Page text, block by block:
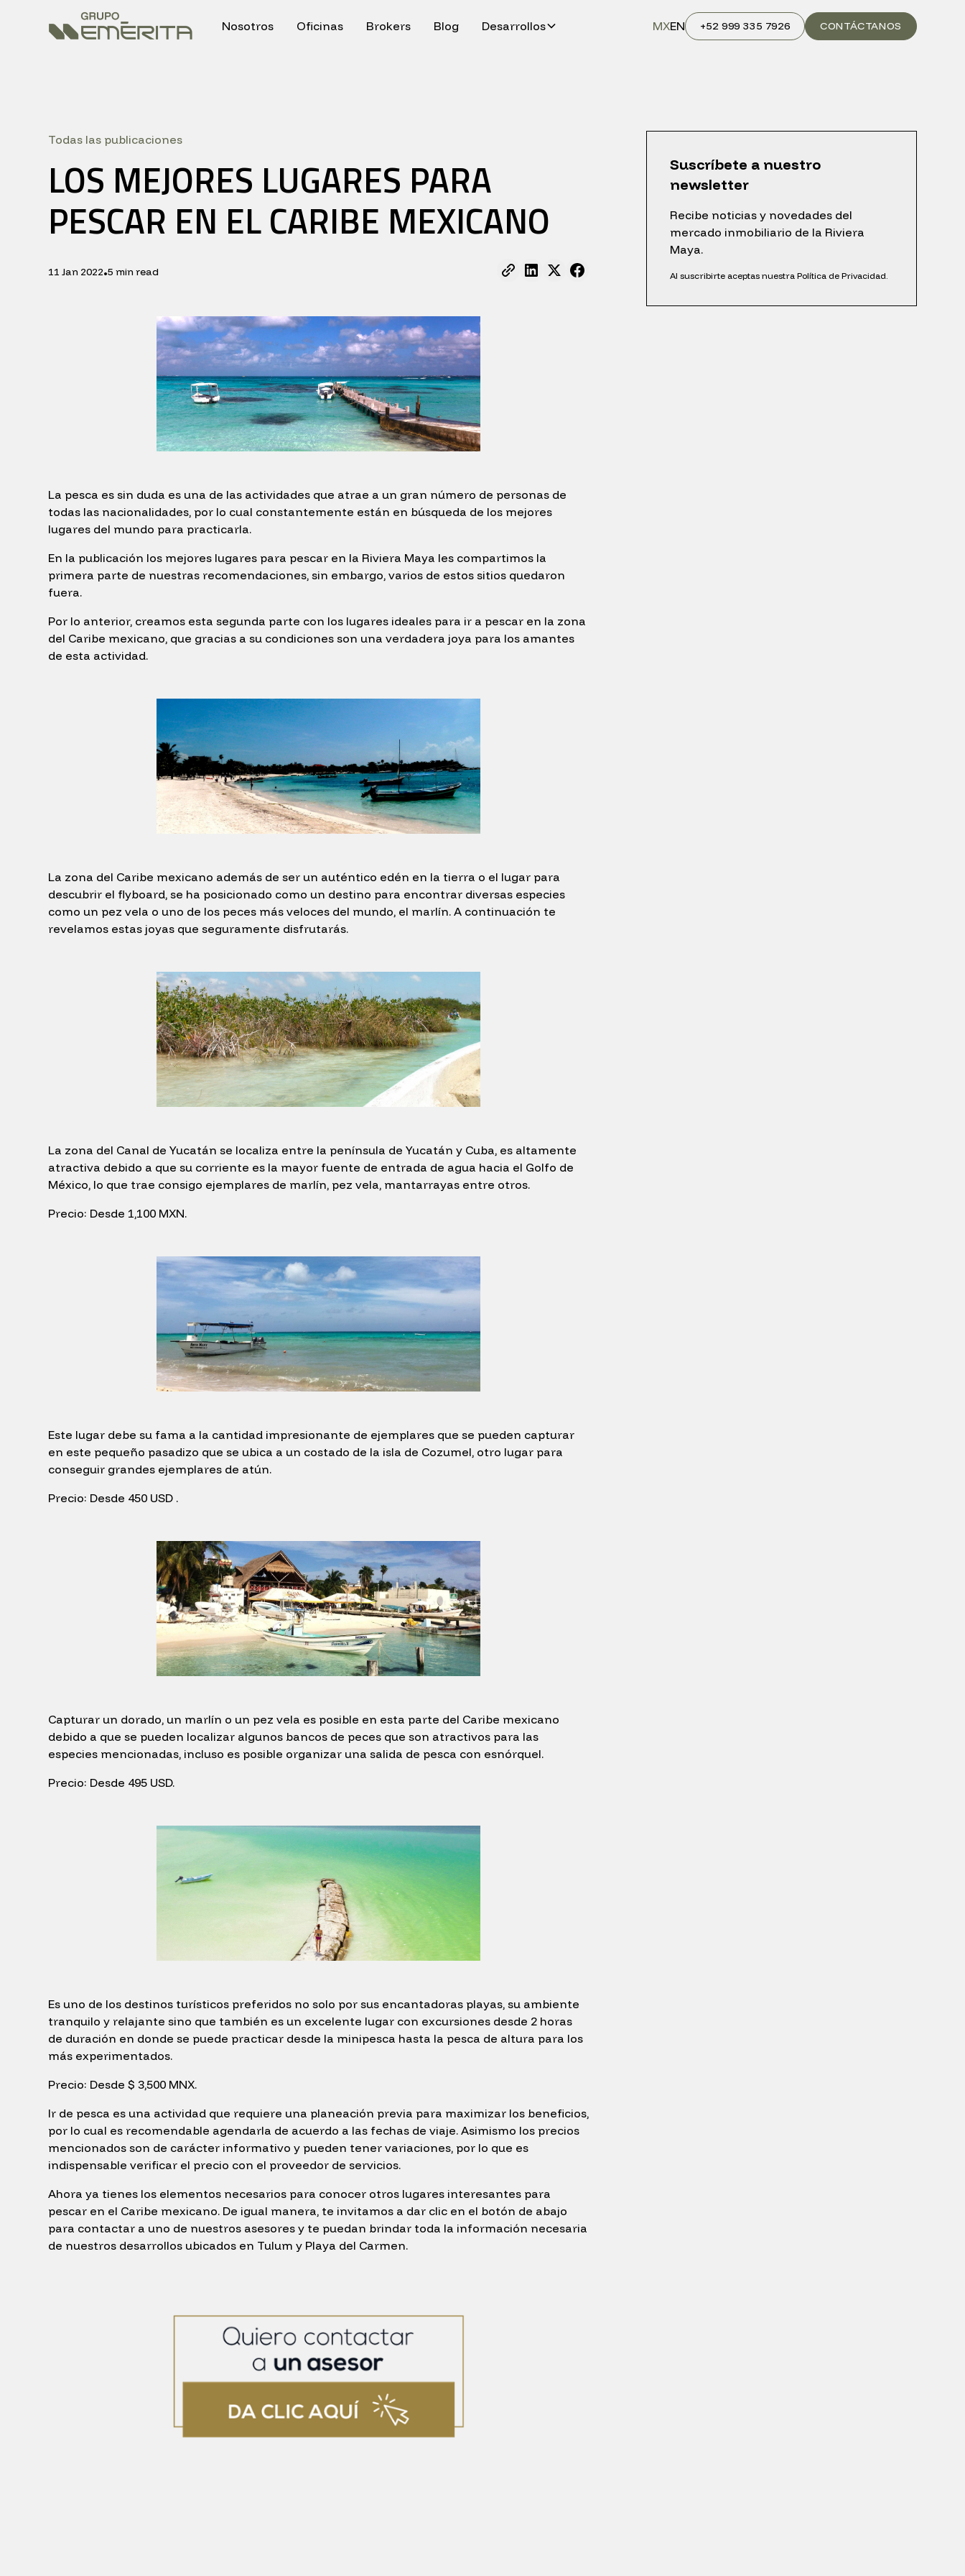
Nosotros Oficinas Brokers Blog Desarrollos MXEN +52 999 335 7926 CONTÁCTANOS
Todas las publicaciones
LOS MEJORES LUGARES PARA
PESCAR EN EL CARIBE MEXICANO
11 Jan 2022•5 min read
La pesca es sin duda es una de las actividades que atrae a un gran número de personas de
todas las nacionalidades, por lo cual constantemente están en búsqueda de los mejores
lugares del mundo para practicarla.
En la publicación los mejores lugares para pescar en la Riviera Maya les compartimos la
primera parte de nuestras recomendaciones, sin embargo, varios de estos sitios quedaron
fuera.
Por lo anterior, creamos esta segunda parte con los lugares ideales para ir a pescar en la zona
del Caribe mexicano, que gracias a su condiciones son una verdadera joya para los amantes
de esta actividad.
La zona del Caribe mexicano además de ser un auténtico edén en la tierra o el lugar para
descubrir el flyboard, se ha posicionado como un destino para encontrar diversas especies
como un pez vela o uno de los peces más veloces del mundo, el marlín. A continuación te
revelamos estas joyas que seguramente disfrutarás.
La zona del Canal de Yucatán se localiza entre la península de Yucatán y Cuba, es altamente
atractiva debido a que su corriente es la mayor fuente de entrada de agua hacia el Golfo de
México, lo que trae consigo ejemplares de marlín, pez vela, mantarrayas entre otros.
Precio: Desde 1,100 MXN.
Este lugar debe su fama a la cantidad impresionante de ejemplares que se pueden capturar
en este pequeño pasadizo que se ubica a un costado de la isla de Cozumel, otro lugar para
conseguir grandes ejemplares de atún.
Precio: Desde 450 USD .
Capturar un dorado, un marlín o un pez vela es posible en esta parte del Caribe mexicano
debido a que se pueden localizar algunos bancos de peces que son atractivos para las
especies mencionadas, incluso es posible organizar una salida de pesca con esnórquel.
Precio: Desde 495 USD.
Es uno de los destinos turísticos preferidos no solo por sus encantadoras playas, su ambiente
tranquilo y relajante sino que también es un excelente lugar con excursiones desde 2 horas
de duración en donde se puede practicar desde la minipesca hasta la pesca de altura para los
más experimentados.
Precio: Desde $ 3,500 MNX.
Ir de pesca es una actividad que requiere una planeación previa para maximizar los beneficios,
por lo cual es recomendable agendarla de acuerdo a las fechas de viaje. Asimismo los precios
mencionados son de carácter informativo y pueden tener variaciones, por lo que es
indispensable verificar el precio con el proveedor de servicios.
Ahora ya tienes los elementos necesarios para conocer otros lugares interesantes para
pescar en el Caribe mexicano. De igual manera, te invitamos a dar clic en el botón de abajo
para contactar a uno de nuestros asesores y te puedan brindar toda la información necesaria
de nuestros desarrollos ubicados en Tulum y Playa del Carmen.
Suscríbete a nuestro
newsletter
Recibe noticias y novedades del
mercado inmobiliario de la Riviera
Maya.
Al suscribirte aceptas nuestra Política de Privacidad.